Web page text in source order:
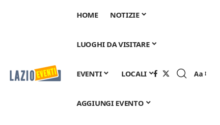
HOME NOTIZIE
LUOGHI DA VISITARE
EVENTI LOCALI
AGGIUNGI EVENTO
Font
Aa